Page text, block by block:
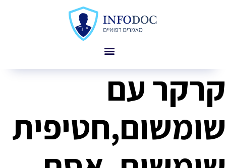
קרקר עם
שומשום,חטיפית